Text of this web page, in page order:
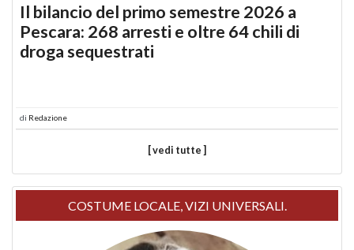
Il bilancio del primo semestre 2026 a
Pescara: 268 arresti e oltre 64 chili di
droga sequestrati
di Redazione
[ vedi tutte ]
COSTUME LOCALE, VIZI UNIVERSALI.